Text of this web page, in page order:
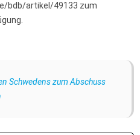
bdb/artikel/49133 zum
Schwedens zum Abschuss